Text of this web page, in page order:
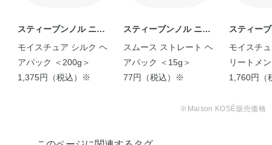
スティーブンノル ニュ
ーヨーク
モイスチュア シルク ヘ
アパック ＜200g＞
1,375円（税込）※
スティーブンノル ニュ
ーヨーク
スムース ストレート ヘ
アパック ＜15g＞
77円（税込）※
スティー
ーヨーク
モイスチ
リートメ
1,760円（
※Maison KOSÉ販売価格